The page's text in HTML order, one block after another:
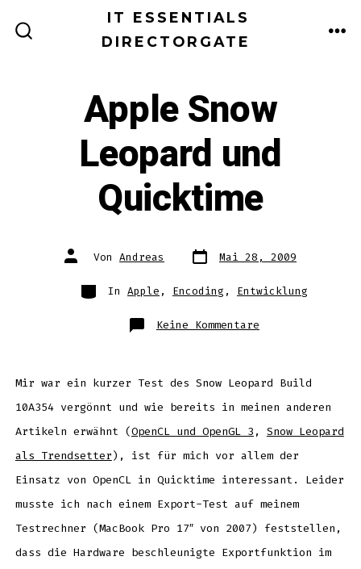
Inhalt
IT ESSENTIALS
DIRECTORGATE
Apple Snow
Leopard und
Quicktime
Autor
des Von Andreas Datum
des
Mai 28, 2009
Kategorien
In Apple , Encoding , Entwicklung
Keine Kommentare
Apple
Mir war ein kurzer Test des Snow Leopard Build
10A354 vergönnt und wie bereits in meinen anderen
Artikeln erwähnt (OpenCL und OpenGL 3 , Snow Leopard
als Trendsetter), ist für mich vor allem der
Einsatz von OpenCL in Quicktime interessant. Leider
musste ich nach einem Export-Test auf meinem
Testrechner (MacBook Pro 17″ von 2007) feststellen,
dass die Hardware beschleunigte Exportfunktion im